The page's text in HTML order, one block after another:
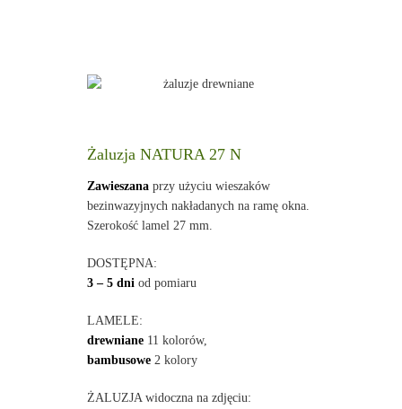
Żaluzja NATURA 27 N
Zawieszanaprzy użyciu wieszaków
bezinwazyjnych nakładanych na ramę okna.
Szerokość lamel 27 mm.
DOSTĘPNA:
3 – 5 dni od pomiaru
LAMELE:
drewniane11 kolorów,
bambusowe2 kolory
ŻALUZJA widoczna na zdjęciu: